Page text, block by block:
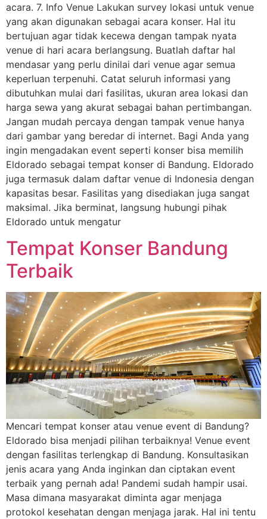
acara. 7. Info Venue Lakukan survey lokasi untuk venue
yang akan digunakan sebagai acara konser. Hal itu
bertujuan agar tidak kecewa dengan tampak nyata
venue di hari acara berlangsung. Buatlah daftar hal
mendasar yang perlu dinilai dari venue agar semua
keperluan terpenuhi. Catat seluruh informasi yang
dibutuhkan mulai dari fasilitas, ukuran area lokasi dan
harga sewa yang akurat sebagai bahan pertimbangan.
Jangan mudah percaya dengan tampak venue hanya
dari gambar yang beredar di internet. Bagi Anda yang
ingin mengadakan event seperti konser bisa memilih
Eldorado sebagai tempat konser di Bandung. Eldorado
juga termasuk dalam daftar venue di Indonesia dengan
kapasitas besar. Fasilitas yang disediakan juga sangat
maksimal. Jika berminat, langsung hubungi pihak
Eldorado untuk mengatur
Tempat Konser Bandung
Terbaik
Mencari tempat konser atau venue event di Bandung?
Eldorado bisa menjadi pilihan terbaiknya! Venue event
dengan fasilitas terlengkap di Bandung. Konsultasikan
jenis acara yang Anda inginkan dan ciptakan event
terbaik yang pernah ada! Pandemi sudah hampir usai.
Masa dimana masyarakat diminta agar menjaga
protokol kesehatan dengan menjaga jarak. Hal ini tentu